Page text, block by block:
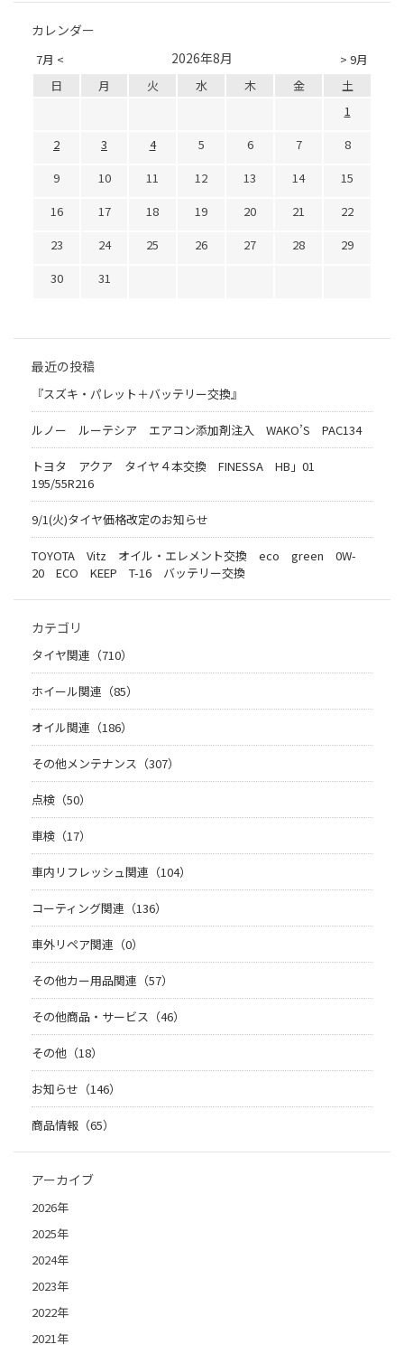
カレンダー
7月 < > 9月
2026年8月
日 月 火 水 木 金
土
1
2
3 4 5 6 7
8
9
10 11 12 13 14
15
16
17 18 19 20 21
22
23
24 25 26 27 28
29
30
31
最近の投稿
『スズキ・パレット＋バッテリー交換』
ルノー ルーテシア エアコン添加剤注入 WAKO’S PAC134
トヨタ アクア タイヤ４本交換 FINESSA HB」01
195/55R216
9/1(火)タイヤ価格改定のお知らせ
TOYOTA Vitz オイル・エレメント交換 eco green 0W-
20 ECO KEEP T-16 バッテリー交換
カテゴリ
タイヤ関連（710）
ホイール関連（85）
オイル関連（186）
その他メンテナンス（307）
点検（50）
車検（17）
車内リフレッシュ関連（104）
コーティング関連（136）
車外リペア関連（0）
その他カー用品関連（57）
その他商品・サービス（46）
その他（18）
お知らせ（146）
商品情報（65）
アーカイブ
2026年
2025年
2024年
2023年
2022年
2021年